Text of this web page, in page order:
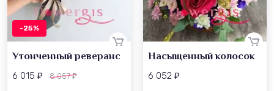
-25%
Утонченный реверанс
6 015 ₽ 8 057₽
Насыщенный колосок
6 052 ₽